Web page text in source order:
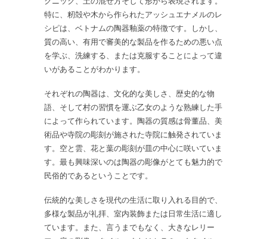
特に、籾殻や木から作られたアッシュエナメルのレ
シピは、ベトナムの陶器釉薬の特徴です。しかし、
質の高い、有用で審美的な製品を作るための悪い点
を学ぶ、洗練する、または克服することによって違
いがあることがわかります。
それぞれの陶器は、文化的な美しさ、歴史的な物
語、そして村の習慣を運ぶ乙女のような熟練した手
によって作られています。陶器の質感は骨董品、美
術品や寺院の彫刻が施された寺院に触発されていま
す。空と雲、花と葉の彫刻が皿の中心に咲いていま
す。最も興味深いのは陶器の彫像がとても魅力的で
民俗的であるということです。
伝統的な美しさを現代の生活に取り入れる目的で、
多様な製品が礼拝、室内装飾または日常生活に適し
ています。また、言うまでもなく、大きなレリー